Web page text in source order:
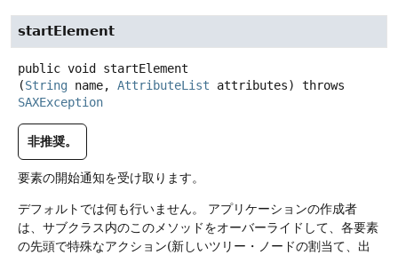
startElement
public void
startElement
(String name, AttributeList attributes)
throws
SAXException
非推奨。
要素の開始通知を受け取ります。
デフォルトでは何も行いません。
アプリケーションの作成者
は、サブクラス内のこのメソッドをオーバーライドして、各要素
の先頭で特殊なアクション(新しいツリー・ノードの割当て、出